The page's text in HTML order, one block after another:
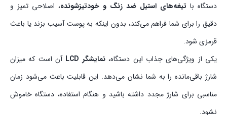
دستگاه با تیغه‌های استیل ضد زنگ و خودتیزشونده، اصلاحی تمیز و
دقیق را برای شما فراهم می‌کند، بدون اینکه به پوست آسیب بزند یا باعث
قرمزی شود.
یکی از ویژگی‌های جذاب این دستگاه،نمایشگر LCD
آن است که میزان
شارژ باقی‌مانده را به شما نشان می‌دهد. این قابلیت باعث می‌شود زمان
مناسبی برای شارژ مجدد داشته باشید و هنگام استفاده، دستگاه خاموش
نشود.